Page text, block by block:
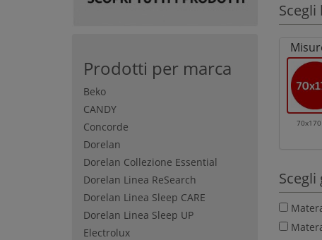
Scegli
Prodotti per marca
Beko
CANDY
Concorde
Dorelan
Dorelan Collezione Essential
Dorelan Linea ReSearch
Dorelan Linea Sleep CARE
Dorelan Linea Sleep UP
Electrolux